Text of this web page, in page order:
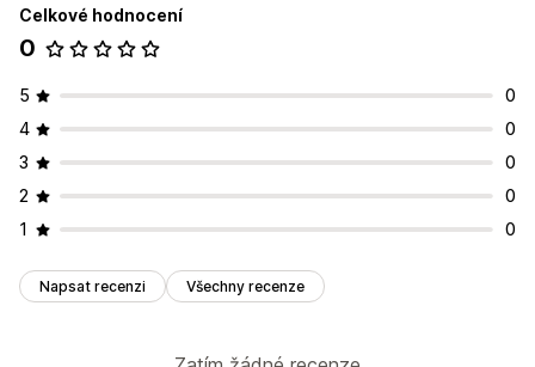
Celkové hodnocení
0
5
0
4
0
3
0
2
0
1
0
Napsat recenzi Všechny recenze